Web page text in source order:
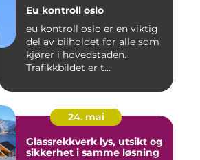
Eu kontroll oslo
eu kontroll oslo er en viktig
del av bilholdet for alle som
kjører i hovedstaden.
Trafikkbildet er t...
24. mai
Glassrekkverk lys, utsikt og
sikkerhet i samme løsning